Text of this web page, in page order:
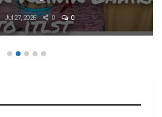
Jul 27, 2026 0 0